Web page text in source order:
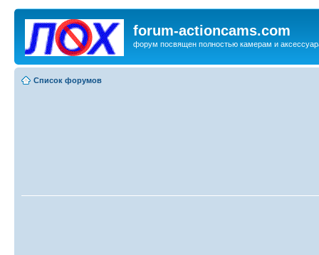
forum-actioncams.com
форум посвящен полностью камерам и
Список форумов